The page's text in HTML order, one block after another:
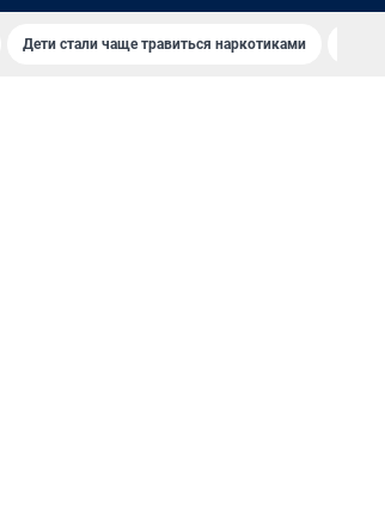
Дети стали чаще травиться наркотиками